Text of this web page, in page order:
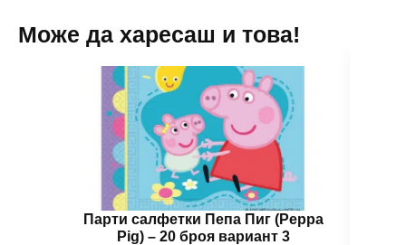
Може да харесаш и това!
Парти салфетки Пепа Пиг (Peppa
Pig) – 20 броя вариант 3